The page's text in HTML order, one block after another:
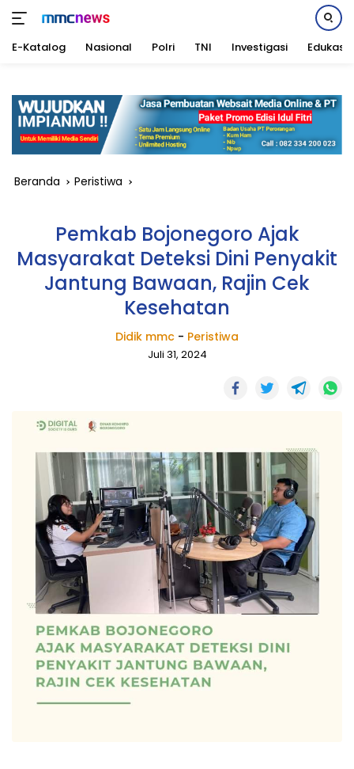
konten
E-Katalog Nasional Polri TNI Investigasi Edukasi
Beranda Peristiwa
Pemkab Bojonegoro Ajak
Masyarakat Deteksi Dini Penyakit
Jantung Bawaan, Rajin Cek
Kesehatan
Didik mmc - Peristiwa
Juli 31, 2024